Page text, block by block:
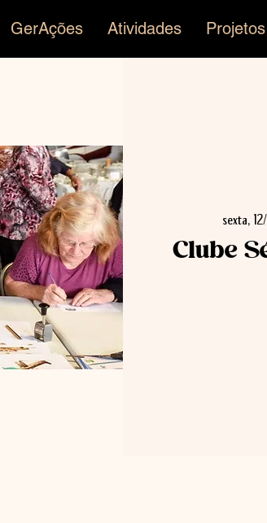
GerAções Atividades Projetos
sexta,
Clube